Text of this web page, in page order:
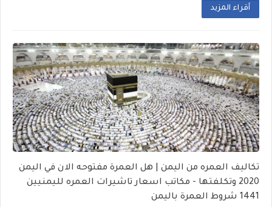
أقراء المزيد
تكاليف العمره من اليمن | هل العمرة مفتوحه الان في اليمن
2020 وتكلفتها - مكاتب اسعار تاشيرات العمره لليمنيين
1441 شروط العمرة باليمن